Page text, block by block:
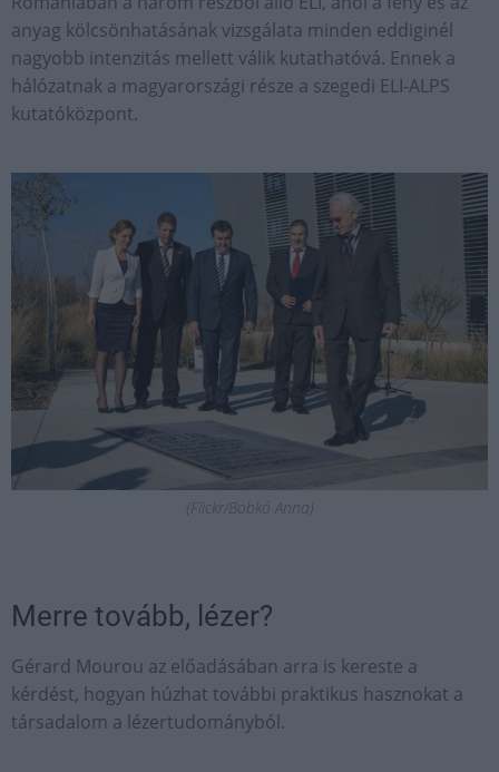
anyag kölcsönhatásának vizsgálata minden eddiginél
nagyobb intenzitás mellett válik kutathatóvá. Ennek a
hálózatnak a magyarországi része a szegedi ELI-ALPS
kutatóközpont.
(Flickr/Bobkó Anna)
Merre tovább, lézer?
Gérard Mourou az előadásában arra is kereste a
kérdést, hogyan húzhat további praktikus hasznokat a
társadalom a lézertudományból.